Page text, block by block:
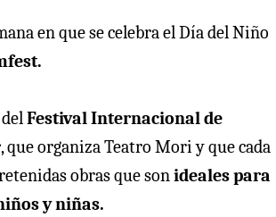
en que se celebra el Día del Niño
Festival Internacional de
, que organiza Teatro Mori y que cada
obras que son ideales para
y niñas.